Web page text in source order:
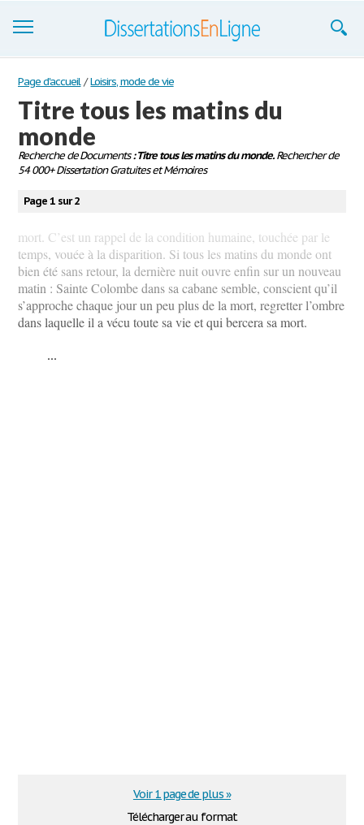
Dissertations
S'inscrire
Se connecter
Contactez-nous
Page d'accueil / Loisirs, mode de vie
Titre tous les matins du
monde
Recherche de Documents: Titre tous les matins du monde.Rechercher de
54 000+ Dissertation Gratuites et Mémoires
Page 1 sur 2
mort. C’est un rappel de la condition humaine, touchée par le
temps, vouée à la disparition. Si tous les matins du monde ont
bien été sans retour, la dernière nuit ouvre enfin sur un nouveau
matin : Sainte Colombe dans sa cabane semble, conscient qu’il
s’approche chaque jour un peu plus de la mort, regretter l’ombre
dans laquelle il a vécu toute sa vie et qui bercera sa mort.
...
Télécharger au format
Voir 1 page de plus »